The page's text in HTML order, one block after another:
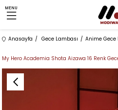
MENU
Anasayfa Gece Lambası Anime Gece
My Hero Academia Shota Aizawa 16 Renk